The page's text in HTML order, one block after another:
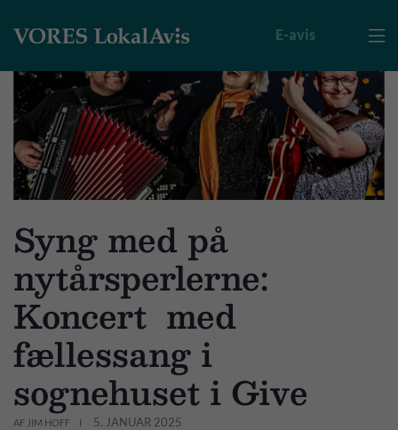

E-avis
Syng med på
nytårsperlerne:
Koncert med
fællessang i
sognehuset i Give
AF JIM HOFF 5. JANUAR 2025